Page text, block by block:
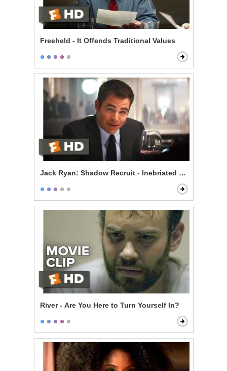
Freeheld - It Offends Traditional Values
Jack Ryan: Shadow Recruit - Inebriated Infiltration
River - Are You Here to Turn Yourself In?